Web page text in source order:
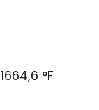
°F